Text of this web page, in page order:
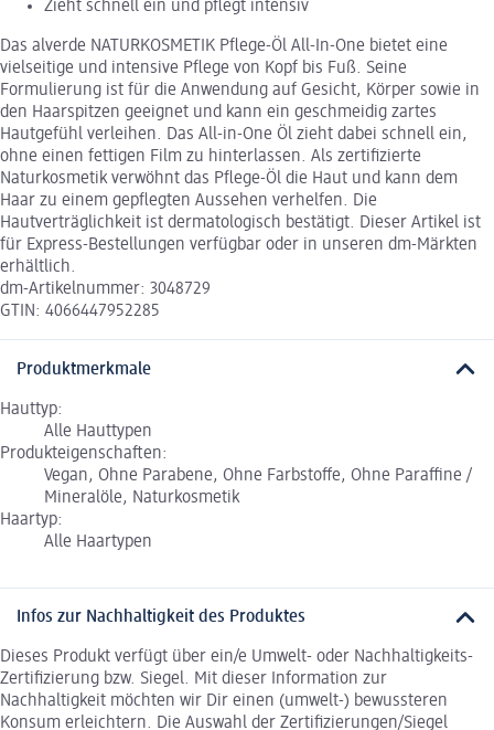
Zieht schnell ein und pflegt intensiv
Das alverde NATURKOSMETIK Pflege-Öl All-In-One bietet eine
vielseitige und intensive Pflege von Kopf bis Fuß. Seine
Formulierung ist für die Anwendung auf Gesicht, Körper sowie in
den Haarspitzen geeignet und kann ein geschmeidig zartes
Hautgefühl verleihen. Das All-in-One Öl zieht dabei schnell ein,
ohne einen fettigen Film zu hinterlassen. Als zertifizierte
Naturkosmetik verwöhnt das Pflege-Öl die Haut und kann dem
Haar zu einem gepflegten Aussehen verhelfen. Die
Hautverträglichkeit ist dermatologisch bestätigt. Dieser Artikel ist
für Express-Bestellungen verfügbar oder in unseren dm-Märkten
erhältlich.
dm-Artikelnummer: 3048729
GTIN: 4066447952285
Produktmerkmale
Hauttyp:
Alle Hauttypen
Produkteigenschaften:
Vegan, Ohne Parabene, Ohne Farbstoffe, Ohne Paraffine /
Mineralöle, Naturkosmetik
Haartyp:
Alle Haartypen
Infos zur Nachhaltigkeit des Produktes
Dieses Produkt verfügt über ein/e Umwelt- oder Nachhaltigkeits-
Zertifizierung bzw. Siegel. Mit dieser Information zur
Nachhaltigkeit möchten wir Dir einen (umwelt-) bewussteren
Konsum erleichtern. Die Auswahl der Zertifizierungen/Siegel